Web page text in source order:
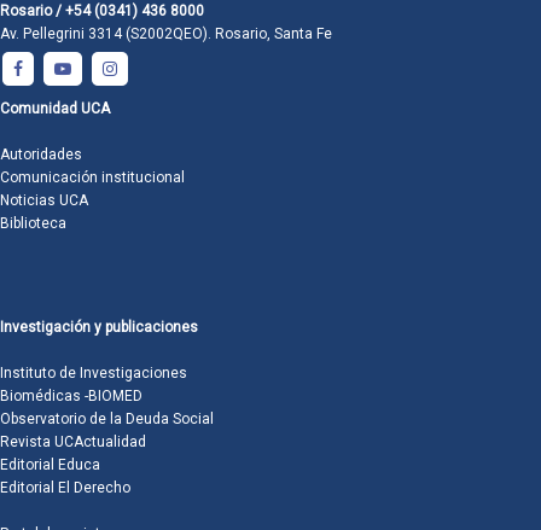
Rosario / +54 (0341) 436 8000
Av. Pellegrini 3314 (S2002QEO). Rosario, Santa Fe
Comunidad UCA
Autoridades
Comunicación institucional
Noticias UCA
Biblioteca
Investigación y publicaciones
Instituto de Investigaciones
Biomédicas -BIOMED
Observatorio de la Deuda Social
Revista UCActualidad
Editorial Educa
Editorial El Derecho